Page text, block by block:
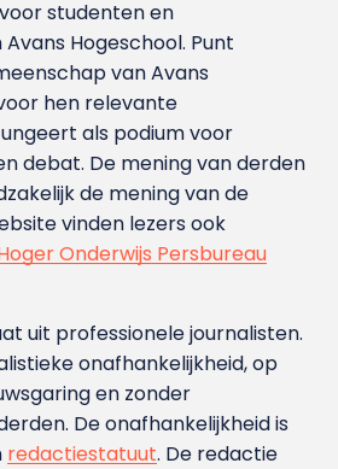
studenten en
Hoge­school. Punt
van Avans
hen relevante
als podium voor
debat. De mening van derden
de mening van de
vinden lezers ook
Onderwijs Persbureau
uit professionele journalisten.
onafhankelijkheid, op
en zonder
De onafhankelijkheid is
redactiestatuut. De redactie